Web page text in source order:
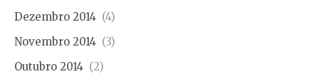
Dezembro 2014 (4)
Novembro 2014 (3)
Outubro 2014 (2)